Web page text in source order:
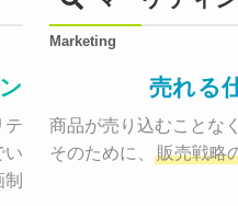
ィーで作り納品する。
た、デザインのゴールでし
作まで
お客様のサービス
Marketing
売れる
商品が売り込むことな
そのために、
販売戦略